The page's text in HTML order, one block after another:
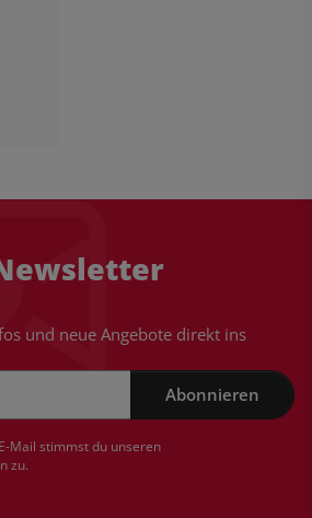
und neue Angebote direkt ins
Abonnieren
Mail stimmst du unseren
zu.